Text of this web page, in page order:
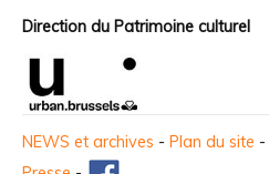
Direction du Patrimoine culturel
NEWS et archives - Plan du site -